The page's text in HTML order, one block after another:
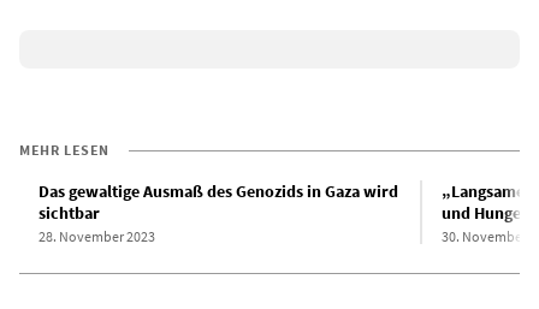
MEHR LESEN
Das gewaltige Ausmaß des Genozids in Gaza wird
sichtbar
28. November 2023
„Langsamer
und Hunger
30. November